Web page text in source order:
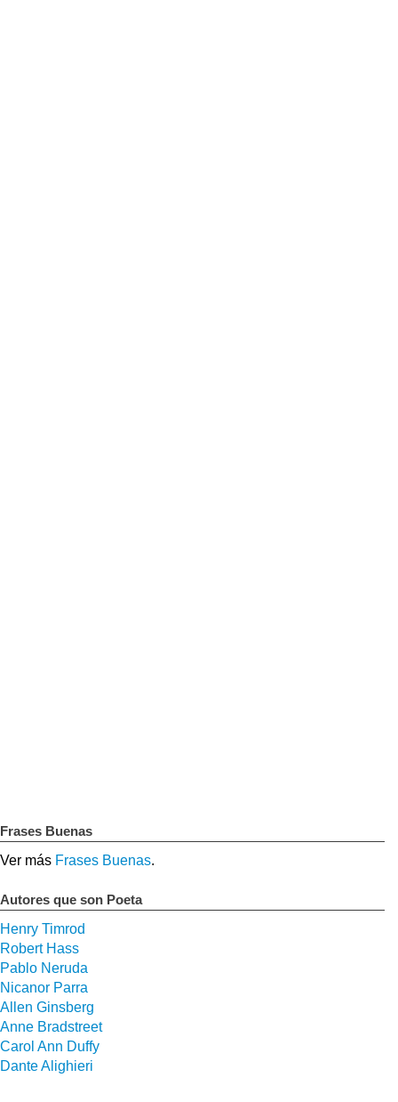
Frases Buenas
Ver más Frases Buenas.
Autores que son Poeta
Henry Timrod
Robert Hass
Pablo Neruda
Nicanor Parra
Allen Ginsberg
Anne Bradstreet
Carol Ann Duffy
Dante Alighieri